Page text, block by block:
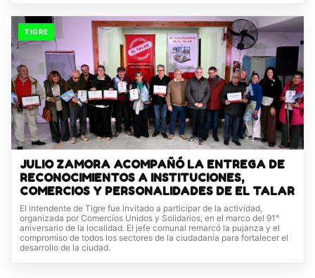
TIGRE
JULIO ZAMORA ACOMPAÑÓ LA ENTREGA DE
RECONOCIMIENTOS A INSTITUCIONES,
COMERCIOS Y PERSONALIDADES DE EL TALAR
El intendente de Tigre fue invitado a participar de la actividad,
organizada por Comercios Unidos y Solidarios, en el marco del 91°
aniversario de la localidad. El jefe comunal remarcó la pujanza y el
compromiso de todos los sectores de la ciudadanía para fortalecer el
desarrollo de la ciudad.